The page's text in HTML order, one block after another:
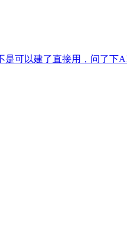
是可以建了直接用，问了下